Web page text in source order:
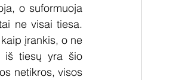
o suformuoja
ne visai tiesa.
įrankis, o ne
iš tiesų yra šio
netikros, visos